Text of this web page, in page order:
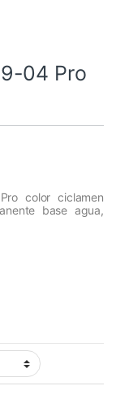
04 Pro
color ciclamen
base agua,